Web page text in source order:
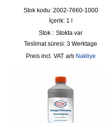
Stok kodu: 2002-7660-1000
İçerik: 1 l
Stok : Stokta var
Teslimat süresi: 3 Werktage
incl. VAT artı Nakliye